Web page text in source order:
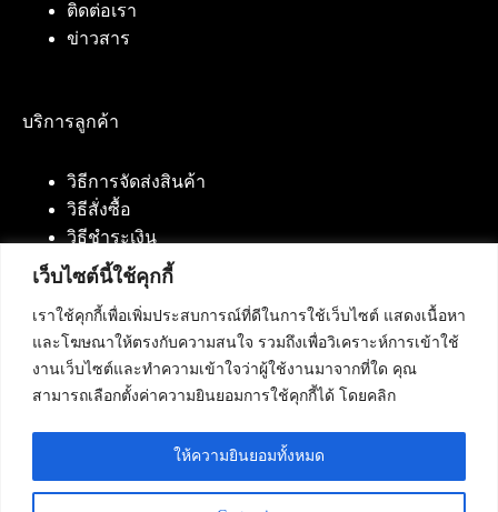
เว็บไซต์นี้ใช้คุกกี้
เราใช้คุกกี้เพื่อเพิ่มประสบการณ์ที่ดีในการใช้เว็บไซต์ แสดงเนื้อหา
และโฆษณาให้ตรงกับความสนใจ รวมถึงเพื่อวิเคราะห์การเข้าใช้
งานเว็บไซต์และทำความเข้าใจว่าผู้ใช้งานมาจากที่ใด คุณ
สามารถเลือกตั้งค่าความยินยอมการใช้คุกกี้ได้ โดยคลิก
ให้ความยินยอมทั้งหมด
ติดต่อเรา
ข่าวสาร
บริการลูกค้า
วิธีการจัดส่งสินค้า
วิธีสั่งซื้อ
วิธีชำระเงิน
ติดต่อเรา
บริษัท เน็ทฟิวชั่น คอมมิวนิเคชั่น จำกัด 420/94 ถนน
นัมเบอร์วัน-ราม 2 แขวงดอกไม้, เขตประเวศ
กรุงเทพมหานคร 10250
โทรศัพท์ :084-553-4055,086-309-5259,